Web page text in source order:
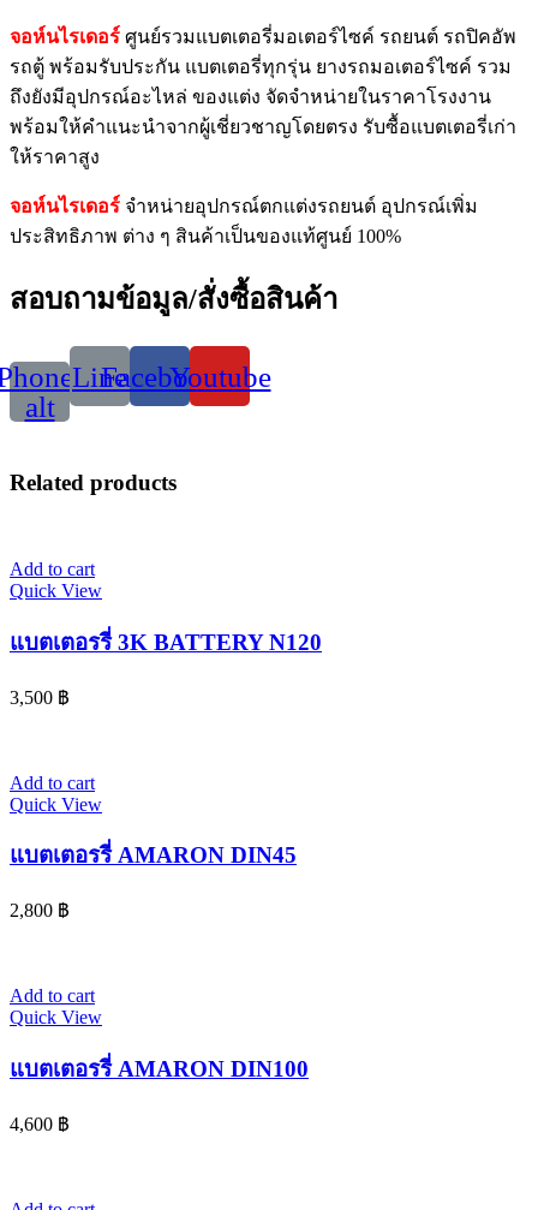
จอห์นไรเดอร์ ศูนย์รวมแบตเตอรี่มอเตอร์ไซค์ รถยนต์ รถปิคอัพ
รถตู้ พร้อมรับประกัน แบตเตอรี่ทุกรุ่น ยางรถมอเตอร์ไซค์ รวม
ถึงยังมีอุปกรณ์อะไหล่ ของแต่ง จัดจำหน่ายในราคาโรงงาน
พร้อมให้คำแนะนำจากผู้เชี่ยวชาญโดยตรง รับซื้อแบตเตอรี่เก่า
ให้ราคาสูง
จอห์นไรเดอร์ จำหน่ายอุปกรณ์ตกแต่งรถยนต์ อุปกรณ์เพิ่ม
ประสิทธิภาพ ต่าง ๆ สินค้าเป็นของแท้ศูนย์ 100%
สอบถามข้อมูล/สั่งซื้อสินค้า
alt
LineFacebookYoutube
Related products
Add to cart
Quick View
แบตเตอรรี่ 3K BATTERY N120
3,500 ฿
Add to cart
Quick View
แบตเตอรรี่ AMARON DIN45
2,800 ฿
Add to cart
Quick View
แบตเตอรรี่ AMARON DIN100
4,600 ฿